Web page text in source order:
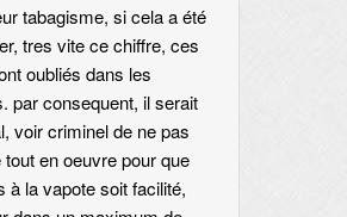
tabagisme, si cela a été
tres vite ce chiffre, ces
oubliés dans les
par consequent, il serait
voir criminel de ne pas
tout en oeuvre pour que
à la vapote soit facilité,